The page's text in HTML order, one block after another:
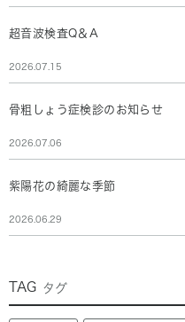
超音波検査Q＆A
2026.07.15
骨粗しょう症検診のお知らせ
2026.07.06
紫陽花の綺麗な季節
2026.06.29
TAG タグ